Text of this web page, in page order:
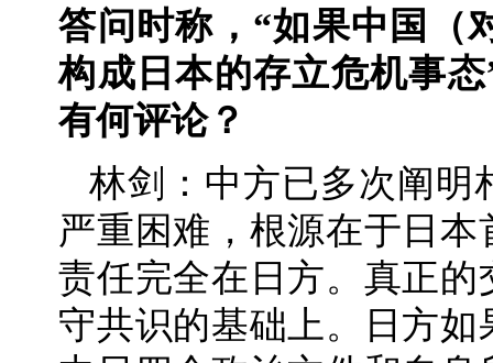
答问时称，“如果中国（
构成日本的存立危机事
有何评论？
林剑：中方已多次阐明
严重困难，根源在于日
责任完全在日方。真正
守共识的基础上。日方